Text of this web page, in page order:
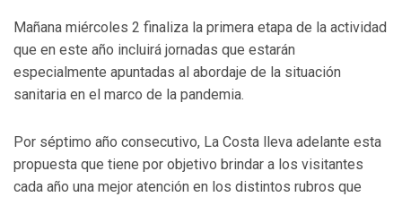
Mañana miércoles 2 finaliza la primera etapa de la actividad
que en este año incluirá jornadas que estarán
especialmente apuntadas al abordaje de la situación
sanitaria en el marco de la pandemia.
Por séptimo año consecutivo, La Costa lleva adelante esta
propuesta que tiene por objetivo brindar a los visitantes
cada año una mejor atención en los distintos rubros que